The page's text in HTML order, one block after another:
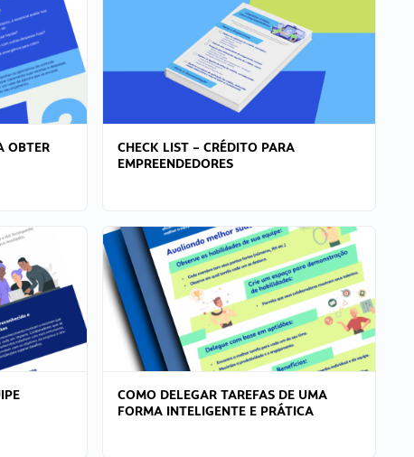
OBTER
CHECK LIST – CRÉDITO PARA
EMPREENDEDORES
COMO DELEGAR TAREFAS DE UMA
FORMA INTELIGENTE E PRÁTICA